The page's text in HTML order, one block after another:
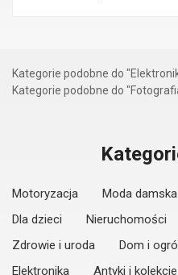
Kategorie podobne do
Kategorie podobne do
Motoryzacja Moda damska
Dla dzieci
Nieruchomości
Zdrowie i uroda
Dom i
Elektronika
Antyki i kolekcje